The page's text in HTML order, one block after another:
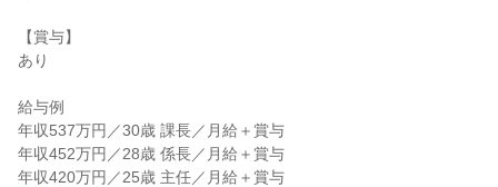
【賞与】
あり
給与例
年収537万円／30歳 課長／月給＋賞与
年収452万円／28歳 係長／月給＋賞与
年収420万円／25歳 主任／月給＋賞与